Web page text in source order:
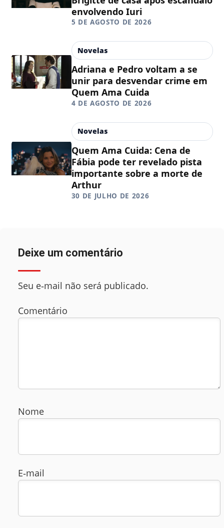
envolvendo Iuri
5 DE AGOSTO DE 2026
Novelas
Adriana e Pedro voltam a se
unir para desvendar crime em
Quem Ama Cuida
4 DE AGOSTO DE 2026
Novelas
Quem Ama Cuida: Cena de
Fábia pode ter revelado pista
importante sobre a morte de
Arthur
30 DE JULHO DE 2026
Deixe um comentário
Seu e‑mail não será publicado.
Comentário
Nome
E‑mail